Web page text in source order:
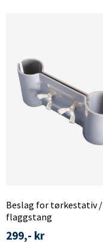
Beslag for tørkestativ /
flaggstang
299,- kr